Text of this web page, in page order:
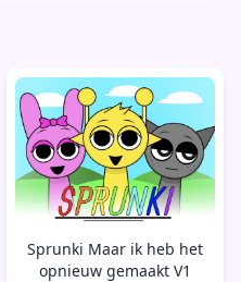
Sprunki Maar ik heb het
opnieuw gemaakt V1